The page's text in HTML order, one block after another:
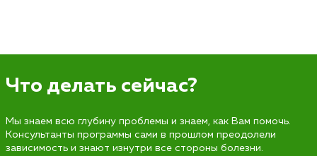
Что делать сейчас?
Мы знаем всю глубину проблемы и знаем, как Вам помочь.
Консультанты программы сами в прошлом преодолели
зависимость и знают изнутри все стороны болезни.